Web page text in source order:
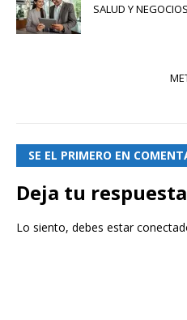
SALUD Y NEGOCIOS
SE EL PRIMERO EN
Deja tu respuesta
Lo siento, debes estar